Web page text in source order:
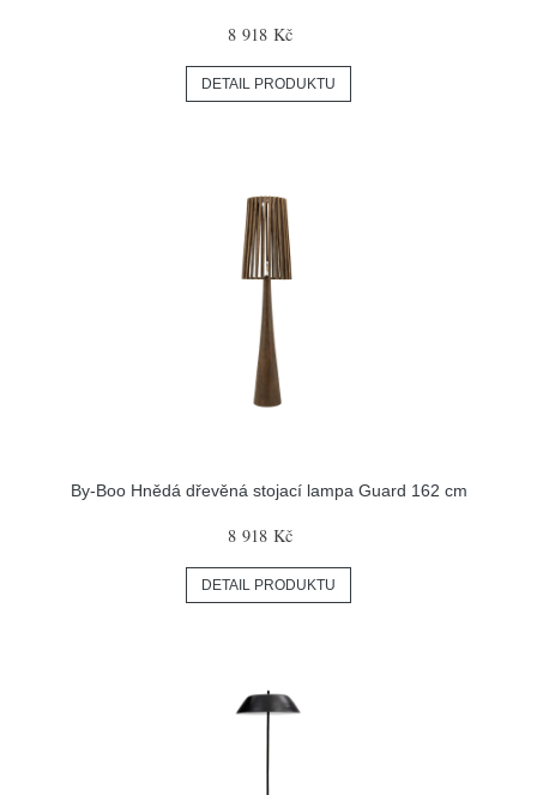
8 918 Kč
DETAIL PRODUKTU
By-Boo Hnědá dřevěná stojací lampa Guard 162 cm
8 918 Kč
DETAIL PRODUKTU